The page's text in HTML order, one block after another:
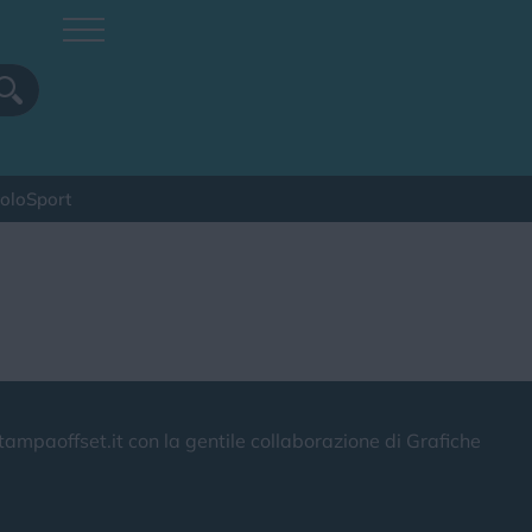
Sport
con la gentile collaborazione di Grafiche